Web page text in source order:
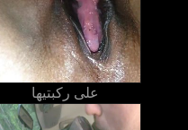
على ركبتيها